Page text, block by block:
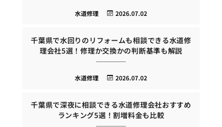
2026.07.02
水道修理
千葉県で水回りのリフォームも相談できる水道修
理会社5選！修理か交換かの判断基準も解説
2026.07.02
水道修理
千葉県で深夜に相談できる水道修理会社おすすめ
ランキング5選！割増料金も比較